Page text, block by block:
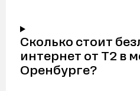
Сколько стоит
интернет от Т2 в
Оренбурге?